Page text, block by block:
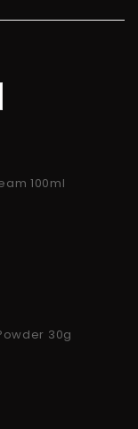
100ml
30g